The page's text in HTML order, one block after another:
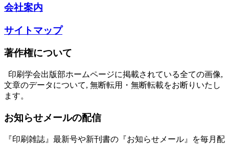
会社案内
サイトマップ
著作権について
印刷学会出版部ホームページに掲載されている全ての画像,
文章のデータについて, 無断転用・無断転載をお断りいたし
ます。
お知らせメールの配信
『印刷雑誌』最新号や新刊書の『お知らせメール』を毎月配